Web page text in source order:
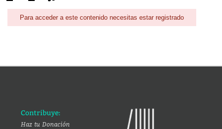
Para acceder a este contenido necesitas estar registrado
Contribuye:
Haz tu Donación